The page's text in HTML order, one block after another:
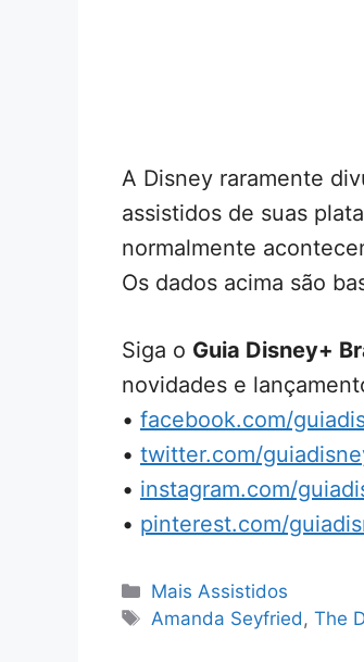
A Disney raramente
assistidos de suas
normalmente
Os dados acima são
Siga o Guia Disney+
novidades e
• facebook.com/
• twitter.com/
• instagram.com/
• pinterest.com/
Categorias
Mais Assistidos
Tags
Amanda Seyfried ,The